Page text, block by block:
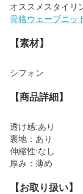
骨格ウェーブニッ
【素材】
シフォン
【商品詳細】
透け感:あり
裏地：あり
伸縮性:なし
厚み：薄め
【お取り扱い】